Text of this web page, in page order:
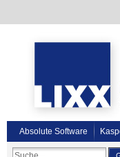
Absolute Software